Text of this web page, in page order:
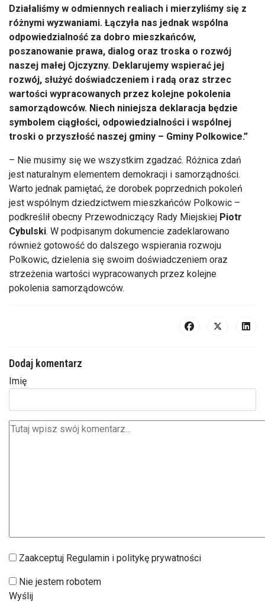
Działaliśmy w odmiennych realiach i mierzyliśmy się z
różnymi wyzwaniami. Łączyła nas jednak wspólna
odpowiedzialność za dobro mieszkańców,
poszanowanie prawa, dialog oraz troska o rozwój
naszej małej Ojczyzny. Deklarujemy wspierać jej
rozwój, służyć doświadczeniem i radą oraz strzec
wartości wypracowanych przez kolejne pokolenia
samorządowców. Niech niniejsza deklaracja będzie
symbolem ciągłości, odpowiedzialności i wspólnej
troski o przyszłość naszej gminy – Gminy Polkowice.”
– Nie musimy się we wszystkim zgadzać. Różnica zdań
jest naturalnym elementem demokracji i samorządności.
Warto jednak pamiętać, że dorobek poprzednich pokoleń
jest wspólnym dziedzictwem mieszkańców Polkowic –
podkreślił obecny Przewodniczący Rady Miejskiej Piotr
Cybulski. W podpisanym dokumencie zadeklarowano
również gotowość do dalszego wspierania rozwoju
Polkowic, dzielenia się swoim doświadczeniem oraz
strzeżenia wartości wypracowanych przez kolejne
pokolenia samorządowców.
Dodaj komentarz
Imię
Zaakceptuj Regulamin i politykę prywatności
Nie jestem robotem
Wyślij